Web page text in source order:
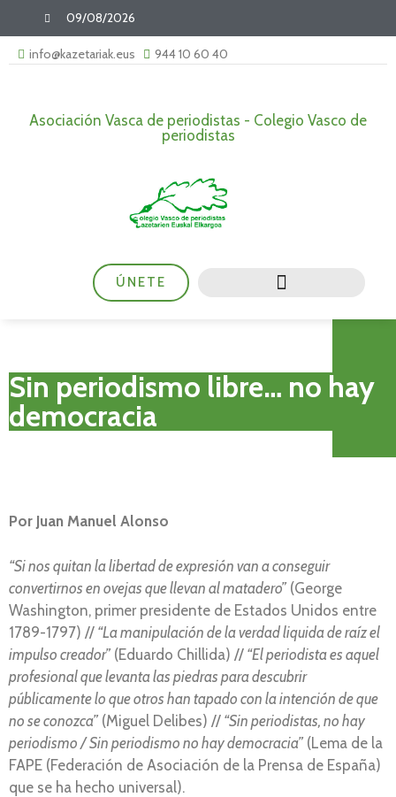
09/08/2026
info@kazetariak.eus 944 10 60 40
Asociación Vasca de periodistas - Colegio Vasco de
periodistas
ÚNETE
Sin periodismo libre… no hay
democracia
Por Juan Manuel Alonso
“Si nos quitan la libertad de expresión van a conseguir
convertirnos en ovejas que llevan al matadero” (George
Washington, primer presidente de Estados Unidos entre
1789-1797) // “La manipulación de la verdad liquida de raíz el
impulso creador” (Eduardo Chillida) // “El periodista es aquel
profesional que levanta las piedras para descubrir
públicamente lo que otros han tapado con la intención de que
no se conozca” (Miguel Delibes) // “Sin periodistas, no hay
periodismo / Sin periodismo no hay democracia” (Lema de la
FAPE (Federación de Asociación de la Prensa de España)
que se ha hecho universal).